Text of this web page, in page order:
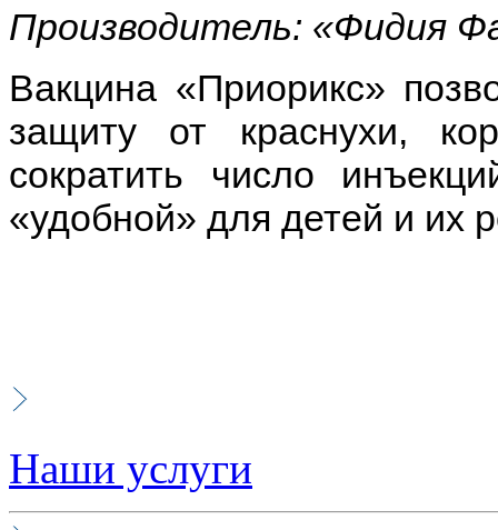
Производитель: «Фидия
Вакцина «Приорикс»
защиту от краснухи,
сократить число
«удобной» для детей и их
Наши услуги